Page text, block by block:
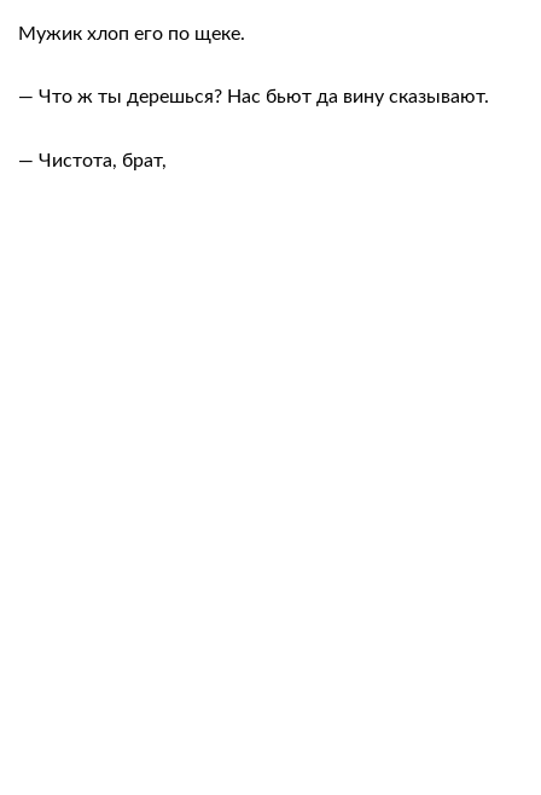
Мужик хлоп его по щеке.
— Что ж ты дерешься? Нас бьют да вину сказывают.
— Чистота, брат,